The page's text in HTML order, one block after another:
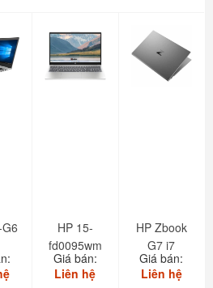
HP 15-
fd0095wm
new 100%
Giá bán:
Liên hệ
HP Zbook
G7 i7
Giá bán:
Liên hệ